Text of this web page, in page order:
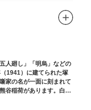
人廻し」「明烏」などの
1941）に建てられた塚
家の名が一面に刻まれて
谷稲荷があります。白狐
のです。